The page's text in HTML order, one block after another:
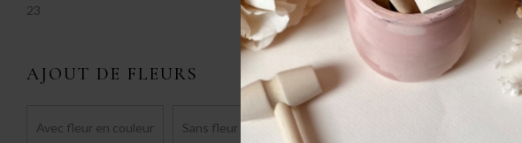
23
AJOUT DE FLEURS
Avec fleur en couleur Sans fleur